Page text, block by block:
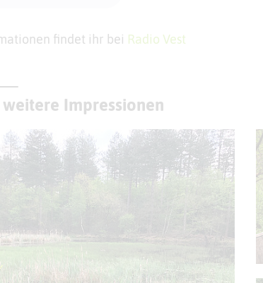
findet ihr bei Radio Vest
Impressionen